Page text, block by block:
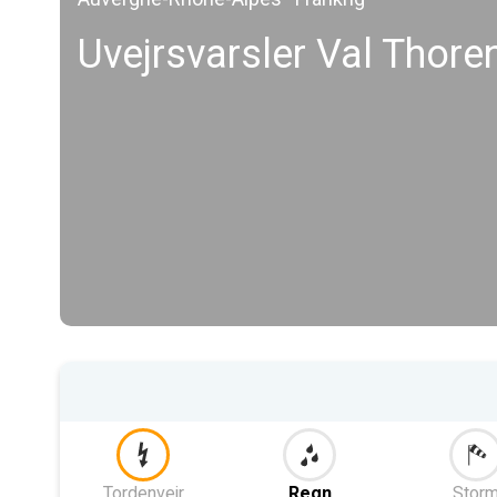
Uvejrsvarsler Val